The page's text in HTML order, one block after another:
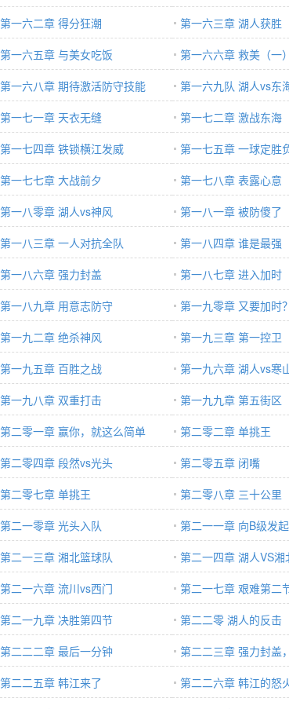
第一六二章 得分狂潮
第一六三章 湖人获胜
第一六五章 与美女吃饭
第一六六章 救美（一）
第一六八章 期待激活防守技能
第一六九队 湖人vs东
第一七一章 天衣无缝
第一七二章 激战东海
第一七四章 铁锁横江发威
第一七五章 一球定胜
第一七七章 大战前夕
第一七八章 表露心意
第一八零章 湖人vs神风
第一八一章 被防傻了
第一八三章 一人对抗全队
第一八四章 谁是最强
第一八六章 强力封盖
第一八七章 进入加时
第一八九章 用意志防守
第一九零章 又要加时？
第一九二章 绝杀神风
第一九三章 第一控卫
第一九五章 百胜之战
第一九六章 湖人vs寒
第一九八章 双重打击
第一九九章 第五街区
第二零一章 赢你，就这么简单
第二零二章 单挑王
第二零四章 段然vs光头
第二零五章 闭嘴
第二零七章 单挑王
第二零八章 三十公里
第二一零章 光头入队
第二一一章 向B级发
第二一三章 湘北篮球队
第二一四章 湖人VS湘
第二一六章 流川vs西门
第二一七章 艰难第二
第二一九章 决胜第四节
第二二零 湖人的反击
第二二二章 最后一分钟
第二二三章 强力封盖
第二二五章 韩江来了
第二二六章 韩江的怒